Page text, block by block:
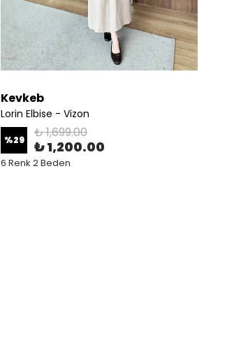
Kevkeb
Lorin Elbise - Vizon
%29 ₺ 1,699.00
₺ 1,200.00
6 Renk 2 Beden